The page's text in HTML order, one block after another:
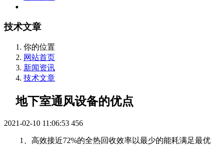
技术文章
你的位置
网站首页
新闻资讯
技术文章
地下室通风设备的优点
2021-02-10 11:06:53 456
1、高效接近72%的全热回收效率以最少的能耗满足最优